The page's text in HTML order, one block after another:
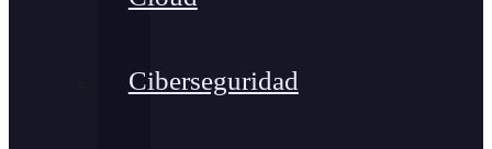
Ciberseguridad